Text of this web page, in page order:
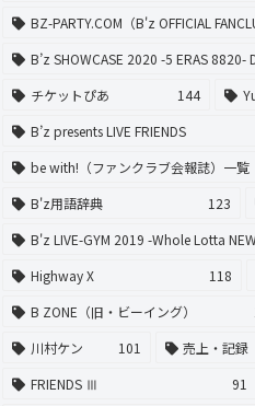
BZ-PARTY.COM（B'z OFFICIAL
B’z SHOWCASE 2020 -5 ERAS 8820-
チケットぴあ
144
B’z presents LIVE FRIENDS
be with!（ファンクラブ会報誌）一覧
B'z用語辞典
123
B'z LIVE-GYM 2019 -Whole Lotta
Highway X
118
B ZONE（旧・ビーイング）
川村ケン
101 売上・記録
FRIENDS Ⅲ
91